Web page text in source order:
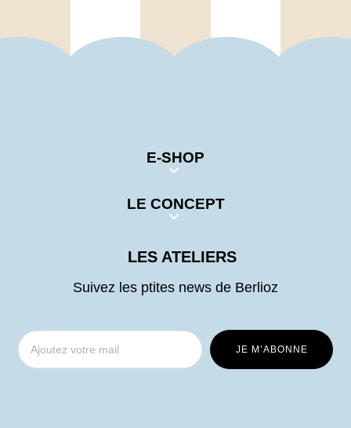
E-SHOP
LE CONCEPT
LES ATELIERS
Suivez les ptites news de Berlioz